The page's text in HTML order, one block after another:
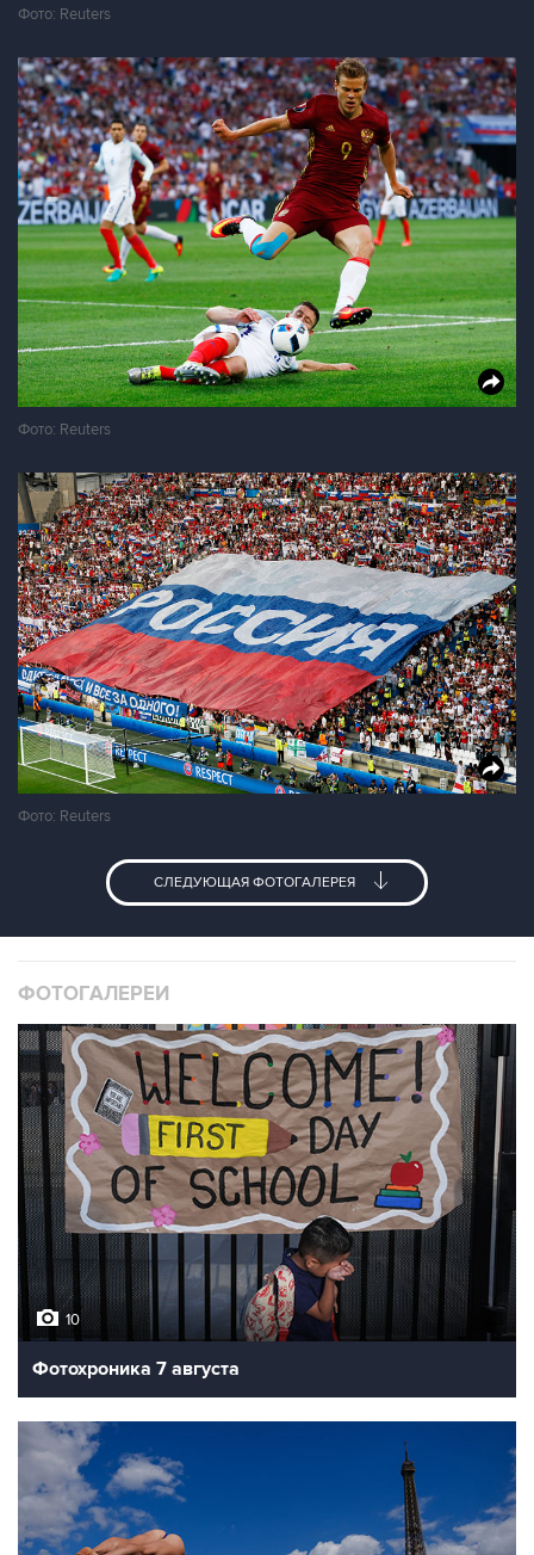
Фото: Reuters
Фото: Reuters
Фото: Reuters
СЛЕДУЮЩАЯ ФОТОГАЛЕРЕЯ
ФОТОГАЛЕРЕИ
10
Фотохроника 7 августа